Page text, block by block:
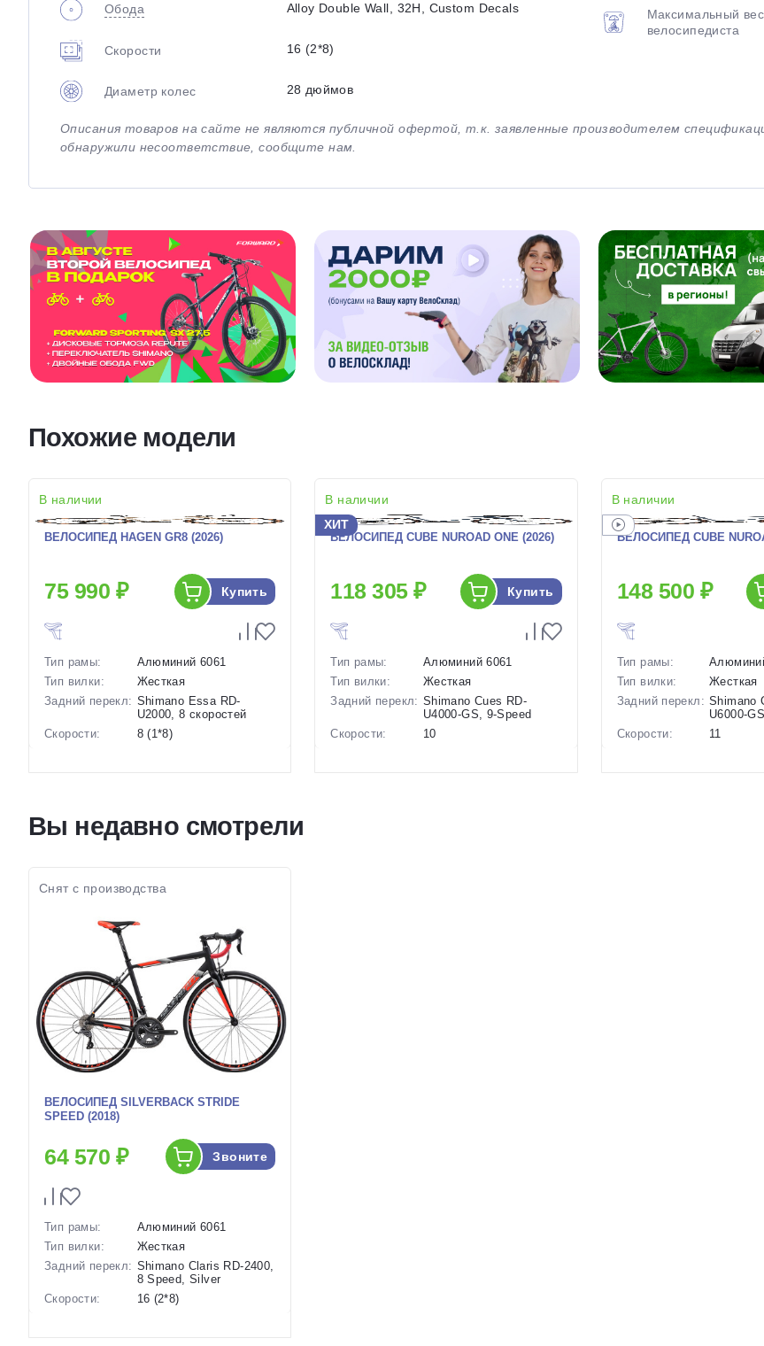
Обода Alloy Double Wall, 32H, Custom Decals
Скорости 16 (2*8)
Диаметр колес 28 дюймов
Максимальный вес
велосипедиста
Описания товаров на сайте не являются публичной офертой, т.к. заявленные производителем
обнаружили несоответствие, сообщите нам.
Похожие модели
В наличии
ВЕЛОСИПЕД HAGEN GR8 (2026)
75 990 ₽ Купить
Тип рамы:
Алюминий 6061
Тип вилки:
Жесткая
Задний перекл: Shimano Essa RD-
U2000, 8 скоростей
Скорости:
8 (1*8)
Цвет-размер в
наличии:
21 Коричневый
В наличии
ХИТ
ВЕЛОСИПЕД CUBE NUROAD ONE (2026)
118 305 ₽ Купить
Тип рамы:
Алюминий 6061
Тип вилки:
Жесткая
Задний перекл: Shimano Cues RD-
U4000-GS, 9-Speed
Скорости:
10
В наличии
ВЕЛОСИПЕД CUBE
148 500 ₽
Тип рамы:
Тип вилки:
Жесткая
Задний перекл: Shimano
U6000-GS
Скорости:
11
Вы недавно смотрели
Снят с производства
ВЕЛОСИПЕД SILVERBACK STRIDE
SPEED (2018)
64 570 ₽ Звоните
Тип рамы:
Алюминий 6061
Тип вилки:
Жесткая
Задний перекл: Shimano Claris RD-2400,
8 Speed, Silver
Скорости:
16 (2*8)